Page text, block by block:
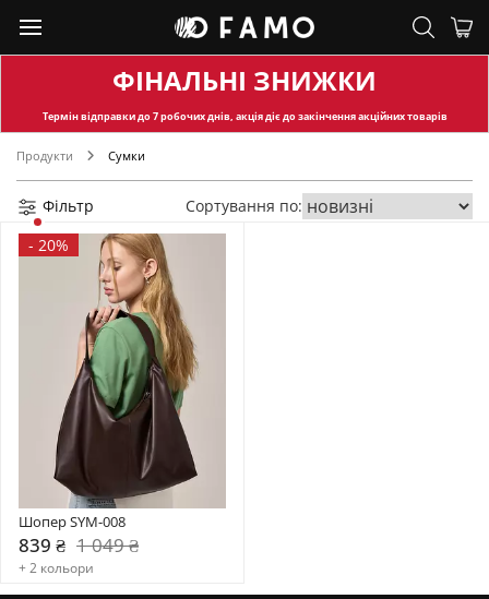
ФІНАЛЬНІ ЗНИЖКИ
Термін відправкидо 7 робочих днів, акція діє до закінчення акційних товарів
Продукти Сумки
Фільтр
Сортування по:
- 20%
Шопер SYM-008
839 ₴ 1 049 ₴
+ 2 кольори